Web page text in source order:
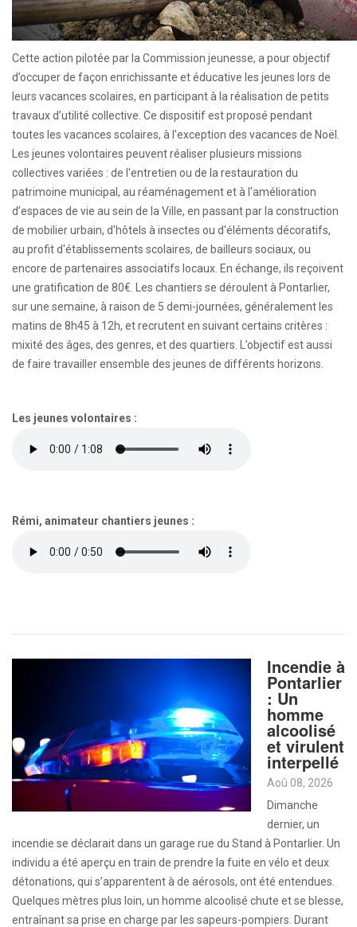
Cette action pilotée par la Commission jeunesse, a pour objectif
d’occuper de façon enrichissante et éducative les jeunes lors de
leurs vacances scolaires, en participant à la réalisation de petits
travaux d’utilité collective. Ce dispositif est proposé pendant
toutes les vacances scolaires, à l'exception des vacances de Noël.
Les jeunes volontaires peuvent réaliser plusieurs missions
collectives variées : de l'entretien ou de la restauration du
patrimoine municipal, au réaménagement et à l'amélioration
d’espaces de vie au sein de la Ville, en passant par la construction
de mobilier urbain, d'hôtels à insectes ou d'éléments décoratifs,
au profit d'établissements scolaires, de bailleurs sociaux, ou
encore de partenaires associatifs locaux. En échange, ils reçoivent
une gratification de 80€. Les chantiers se déroulent à Pontarlier,
sur une semaine, à raison de 5 demi-journées, généralement les
matins de 8h45 à 12h, etrecrutent en suivant certains critères :
mixité des âges, des genres, et des quartiers. L’objectif est aussi
de faire travailler ensemble des jeunes de différents horizons.
Les jeunes volontaires :
Rémi, animateur chantiers jeunes :
Incendie à
Pontarlier
: Un
homme
alcoolisé
et virulent
interpellé
Aoû 08, 2026
Dimanche
dernier, un
incendie se déclarait dans un garage rue du Stand à Pontarlier. Un
individu a été aperçu en train de prendre la fuite en vélo et deux
détonations, qui s’apparentent à de aérosols, ont été entendues.
Quelques mètres plus loin, un homme alcoolisé chute et se blesse,
entraînant sa prise en charge par les sapeurs-pompiers. Durant